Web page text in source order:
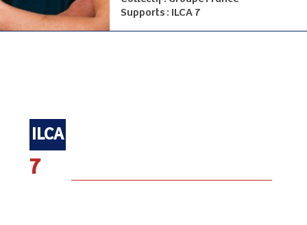
Supports : ILCA 7
ILCA
7